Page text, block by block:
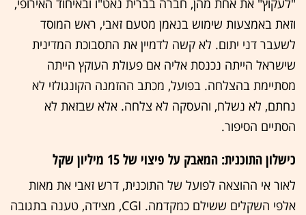
"לעקוץ" את אחת מהן, חברה בברית נאט"ו ובאיחוד האירופי,
וזאת באמצעות שימוש בנאמן מטעם זאבי, ראש המוסד
לשעבר דני יתום. לא קשה לדמיין את התסבוכת המדינית
שישראל הייתה נכנסת אליה אם פעולת העוקץ הייתה
מסתיימת בהצלחה. בפועל, מכתב ההזמנה הקונגולזי לא
נחתם, לא נשלח, והעסקה לא צלחה. אלא שבזאת לא
הסתיים הסיפור.
כישלון התוכנית: המאבק על פיצוי של 15 מיליון שקל
לאור אי ההוצאה לפועל של התוכנית, דרש זאבי את מאות
אלפי השקלים ששילם כמקדמה. CGI, מצידה, טענה בתגובה